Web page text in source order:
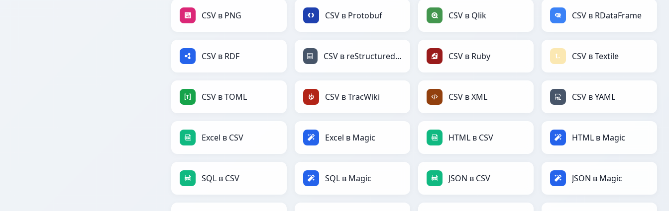
CSV в PNG CSV в Protobuf CSV в Qlik CSV в RDataFrame
CSV в RDF CSV в reStructuredText CSV в Ruby CSV в Textile
CSV в TOML CSV в TracWiki CSV в XML CSV в YAML
Excel в CSV Excel в Magic HTML в CSV HTML в Magic
SQL в CSV SQL в Magic JSON в CSV JSON в Magic